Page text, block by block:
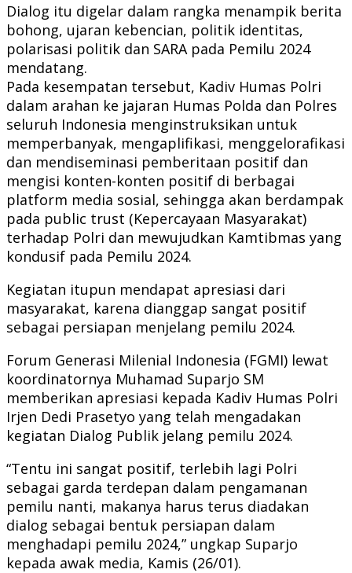
Dialog itu digelar dalam rangka menampik berita
bohong, ujaran kebencian, politik identitas,
polarisasi politik dan SARA pada Pemilu 2024
mendatang.
Pada kesempatan tersebut, Kadiv Humas Polri
dalam arahan ke jajaran Humas Polda dan Polres
seluruh Indonesia menginstruksikan untuk
memperbanyak, mengaplifikasi, menggelorafikasi
dan mendiseminasi pemberitaan positif dan
mengisi konten-konten positif di berbagai
platform media sosial, sehingga akan berdampak
pada public trust (Kepercayaan Masyarakat)
terhadap Polri dan mewujudkan Kamtibmas yang
kondusif pada Pemilu 2024.
Kegiatan itupun mendapat apresiasi dari
masyarakat, karena dianggap sangat positif
sebagai persiapan menjelang pemilu 2024.
Forum Generasi Milenial Indonesia (FGMI) lewat
koordinatornya Muhamad Suparjo SM
memberikan apresiasi kepada Kadiv Humas Polri
Irjen Dedi Prasetyo yang telah mengadakan
kegiatan Dialog Publik jelang pemilu 2024.
“Tentu ini sangat positif, terlebih lagi Polri
sebagai garda terdepan dalam pengamanan
pemilu nanti, makanya harus terus diadakan
dialog sebagai bentuk persiapan dalam
menghadapi pemilu 2024,” ungkap Suparjo
kepada awak media, Kamis (26/01).